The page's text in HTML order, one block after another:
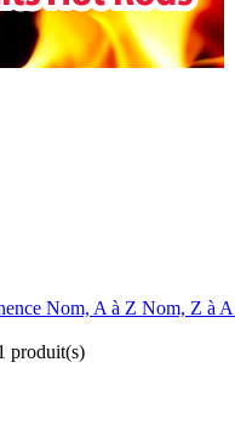
Nom, A à Z Nom, Z à A
produit(s)